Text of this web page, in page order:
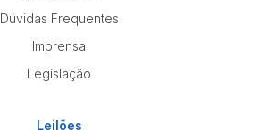
Dúvidas Frequentes
Imprensa
Legislação
Leilões